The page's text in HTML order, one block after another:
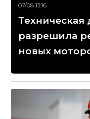
07/08 13:16
Техническая
разрешила
новых